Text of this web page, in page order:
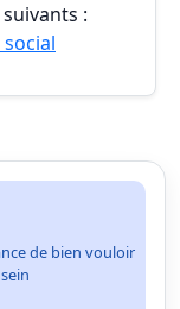
:
de bien vouloir